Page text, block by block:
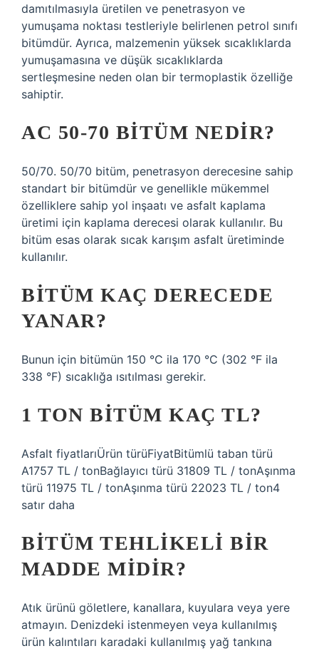
damıtılmasıyla üretilen ve penetrasyon ve
yumuşama noktası testleriyle belirlenen petrol sınıfı
bitümdür. Ayrıca, malzemenin yüksek sıcaklıklarda
yumuşamasına ve düşük sıcaklıklarda
sertleşmesine neden olan bir termoplastik özelliğe
sahiptir.
AC 50-70 BITÜM NEDIR?
50/70. 50/70 bitüm, penetrasyon derecesine sahip
standart bir bitümdür ve genellikle mükemmel
özelliklere sahip yol inşaatı ve asfalt kaplama
üretimi için kaplama derecesi olarak kullanılır. Bu
bitüm esas olarak sıcak karışım asfalt üretiminde
kullanılır.
BITÜM KAÇ DERECEDE
YANAR?
Bunun için bitümün 150 °C ila 170 °C (302 °F ila
338 °F) sıcaklığa ısıtılması gerekir.
1 TON BITÜM KAÇ TL?
Asfalt fiyatlarıÜrün türüFiyatBitümlü taban türü
A1757 TL / tonBağlayıcı türü 31809 TL / tonAşınma
türü 11975 TL / tonAşınma türü 22023 TL / ton4
satır daha
BITÜM TEHLIKELI BIR
MADDE MIDIR?
Atık ürünü göletlere, kanallara, kuyulara veya yere
atmayın. Denizdeki istenmeyen veya kullanılmış
ürün kalıntıları karadaki kullanılmış yağ tankına